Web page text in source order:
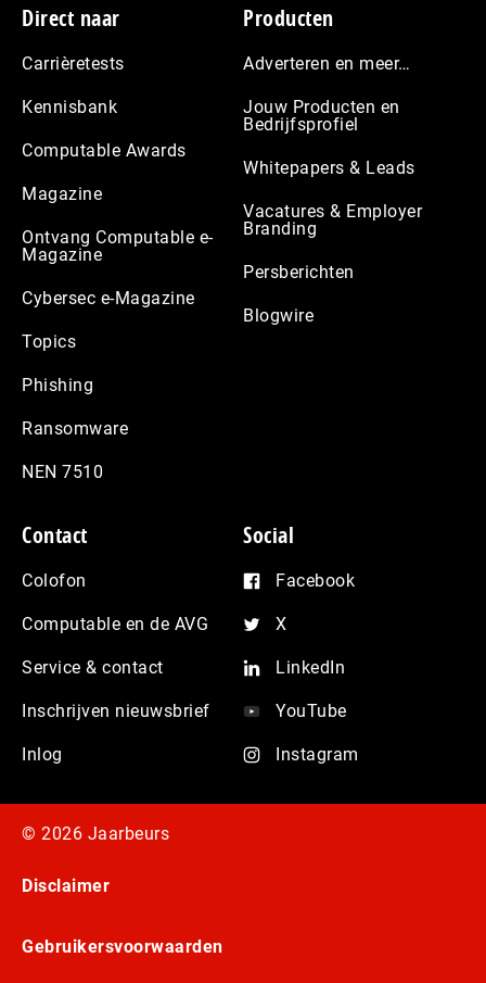
Footer
Direct naar
Carrièretests
Kennisbank
Computable Awards
Magazine
Ontvang Computable e-
Magazine
Cybersec e-Magazine
Topics
Phishing
Ransomware
NEN 7510
Producten
Adverteren en meer…
Jouw Producten en
Bedrijfsprofiel
Whitepapers & Leads
Vacatures & Employer
Branding
Persberichten
Blogwire
Contact
Colofon
Computable en de AVG
Service & contact
Inschrijven nieuwsbrief
Inlog
Social
Facebook
X
LinkedIn
YouTube
Instagram
© 2026 Jaarbeurs
Disclaimer
Gebruikersvoorwaarden